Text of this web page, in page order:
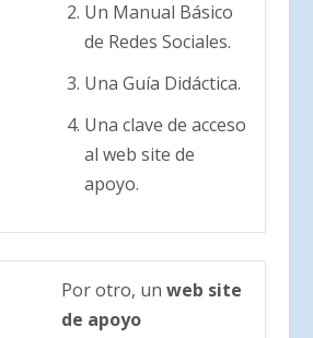
Un Manual Básico
de Redes Sociales.
Una Guía Didáctica.
Una clave de acceso
al web site de
apoyo.
Por otro, unweb site
de apoyo